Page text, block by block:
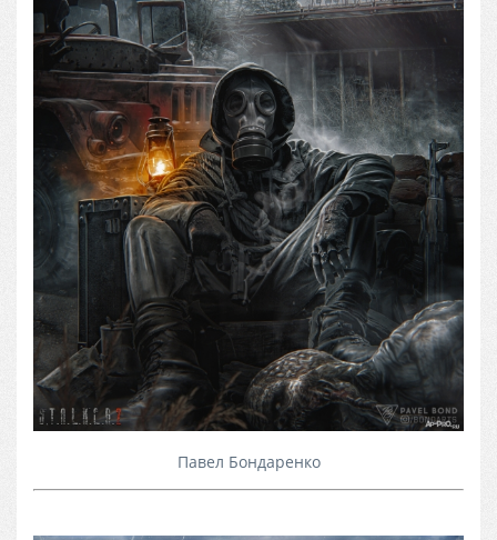
Павел Бондаренко